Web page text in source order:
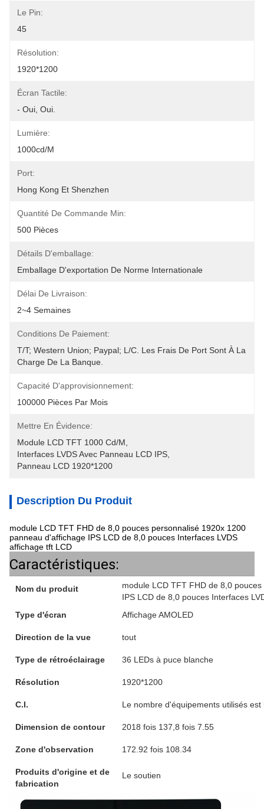
Le Pin:
45
Résolution:
1920*1200
Écran Tactile:
- Oui, Oui.
Lumière:
1000cd/m
Port:
Hong Kong Et Shenzhen
Quantité De Commande Min:
500 Pièces
Détails D'emballage:
Emballage D'exportation De Norme Internationale
Délai De Livraison:
2~4 Semaines
Conditions De Paiement:
T/T; Western Union; Paypal; L/C. Les Frais De Port Sont À La
Charge De La Banque.
Capacité D'approvisionnement:
100000 Pièces Par Mois
Mettre En Évidence:
Module LCD TFT 1000 Cd/m
Interfaces LVDS Avec Panneau LCD IPS
Panneau LCD 1920*1200
Description Du Produit
module LCD TFT FHD de 8,0 pouces personnalisé 1920x 1200
panneau d'affichage IPS LCD de 8,0 pouces Interfaces LVDS
affichage tft LCD
Caractéristiques:
Nom du produit
module LCD TFT FHD de 8,0
IPS LCD de 8,0 pouces Interfaces
Type d'écran
Affichage AMOLED
Direction de la vue tout
Type de rétroéclairage 36 LEDs à puce blanche
Résolution 1920*1200
C.I. Le nombre d'équipements utilisés est
Dimension de contour 2018 fois 137,8 fois 7.55
Zone d'observation 172.92 fois 108.34
Produits d'origine et de
fabrication
Le soutien